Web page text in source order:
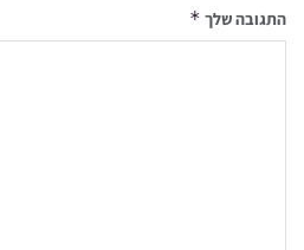
התגובה שלך *